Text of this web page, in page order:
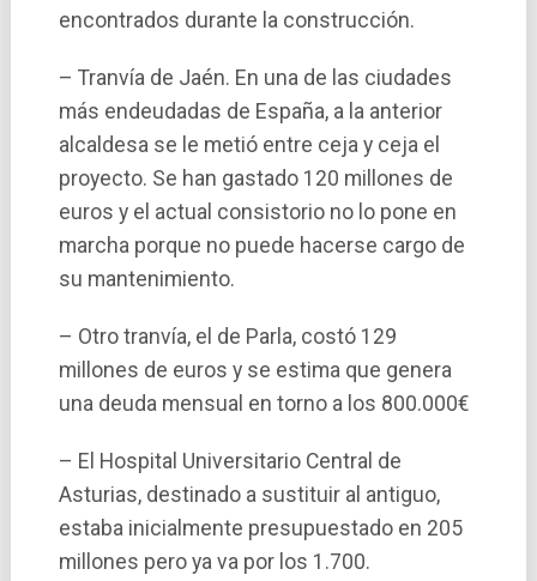
encontrados durante la construcción.
– Tranví­a de Jaén. En una de las ciudades
más endeudadas de España, a la anterior
alcaldesa se le metió entre ceja y ceja el
proyecto. Se han gastado 120 millones de
euros y el actual consistorio no lo pone en
marcha porque no puede hacerse cargo de
su mantenimiento.
– Otro tranví­a, el de Parla, costó 129
millones de euros y se estima que genera
una deuda mensual en torno a los 800.000€
– El Hospital Universitario Central de
Asturias, destinado a sustituir al antiguo,
estaba inicialmente presupuestado en 205
millones pero ya va por los 1.700.